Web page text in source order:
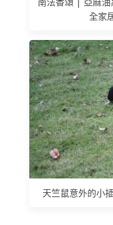
全家
天竺鼠意外的小